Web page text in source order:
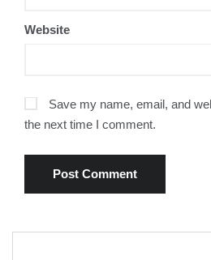
Website
Save my name, email, and
the next time I comment.